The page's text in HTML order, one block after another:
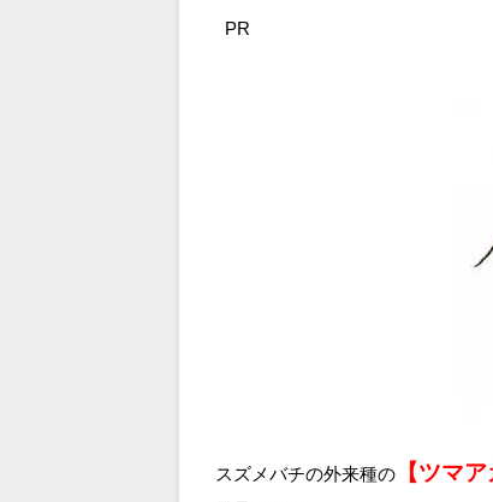
PR
スズメバチの外来種の 【ツマ